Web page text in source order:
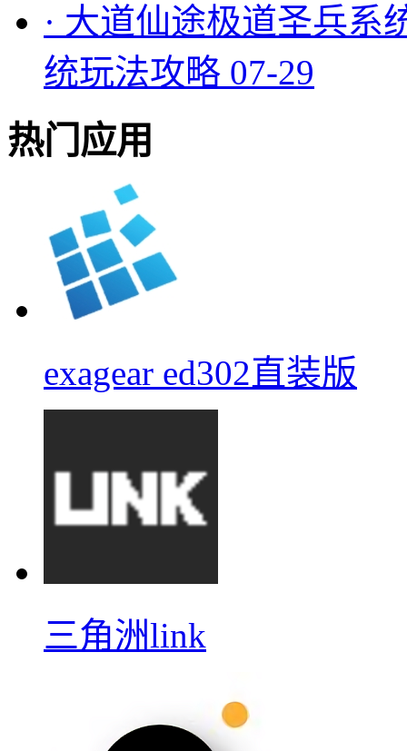
· 大道仙途极道圣兵系
统玩法攻略 07-29
热门应用
exagear ed302直装版
三角洲link